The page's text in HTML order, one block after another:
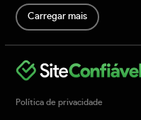
Carregar mais
Política de privacidade